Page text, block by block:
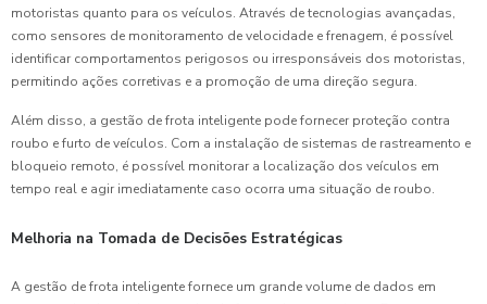
motoristas quanto para os veículos. Através de tecnologias avançadas,
como sensores de monitoramento de velocidade e frenagem, é possível
identificar comportamentos perigosos ou irresponsáveis dos motoristas,
permitindo ações corretivas e a promoção de uma direção segura.
Além disso, a gestão de frota inteligente pode fornecer proteção contra
roubo e furto de veículos. Com a instalação de sistemas de rastreamento e
bloqueio remoto, é possível monitorar a localização dos veículos em
tempo real e agir imediatamente caso ocorra uma situação de roubo.
Melhoria na Tomada de Decisões Estratégicas
A gestão de frota inteligente fornece um grande volume de dados em